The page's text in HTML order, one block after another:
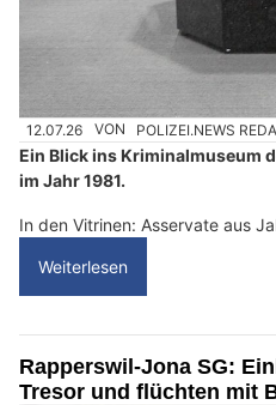
12.07.26 VON POLIZEI.NEWS
Ein Blick ins Kriminalmuseum
im Jahr 1981.
In den Vitrinen: Asservate aus
Weiterlesen
Rapperswil-Jona SG:
Tresor und flüchten mit